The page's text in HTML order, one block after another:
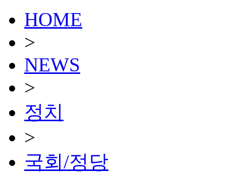
HOME
>
NEWS
>
정치
>
국회/정당